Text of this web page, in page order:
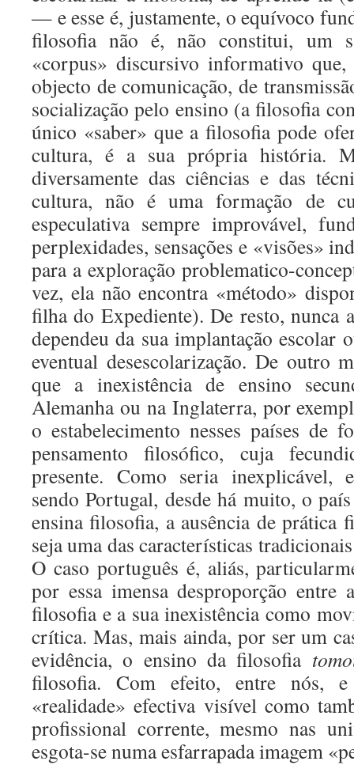
— e esse é, justamente, o equívoco
filosofia não é, não constitui, um
«corpus» discursivo informativo que,
objecto de comunicação, de
socialização pelo ensino (a filosofia
único «saber» que a filosofia pode
cultura, é a sua própria história.
diversamente das ciências e das
cultura, não é uma formação de
especulativa sempre improvável,
perplexidades, sensações e «visões»
para a exploração problematico-
vez, ela não encontra «método»
filha do Expediente). De resto, nunca
dependeu da sua implantação escolar
eventual desescolarização. De outro
que a inexistência de ensino
Alemanha ou na Inglaterra, por
o estabelecimento nesses países de
pensamento filosófico, cuja
presente. Como seria inexplicável,
sendo Portugal, desde há muito, o
ensina filosofia, a ausência de prática
seja uma das características
O caso português é, aliás,
por essa imensa desproporção entre
filosofia e a sua inexistência como
crítica. Mas, mais ainda, por ser um
evidência, o ensino da filosofia
filosofia. Com efeito, entre nós,
«realidade» efectiva visível como
profissional corrente, mesmo nas
esgota-se numa esfarrapada imagem